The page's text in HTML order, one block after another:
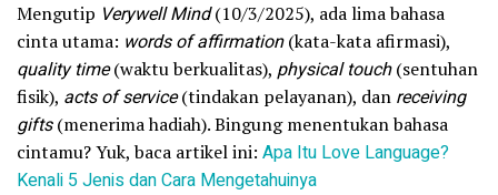
Mengutip Verywell Mind(10/3/2025), ada lima bahasa
cinta utama: words of affirmation(kata-kata afirmasi),
quality time(waktu berkualitas), physical touch(sentuhan
fisik), acts of service(tindakan pelayanan), dan receiving
gifts(menerima hadiah). Bingung menentukan bahasa
cintamu? Yuk, baca artikel ini: Apa Itu Love Language?
Kenali 5 Jenis dan Cara Mengetahuinya